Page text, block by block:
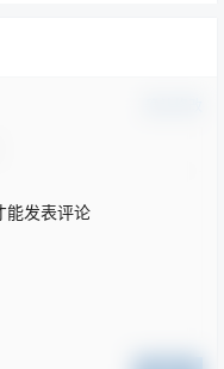
能发表评论